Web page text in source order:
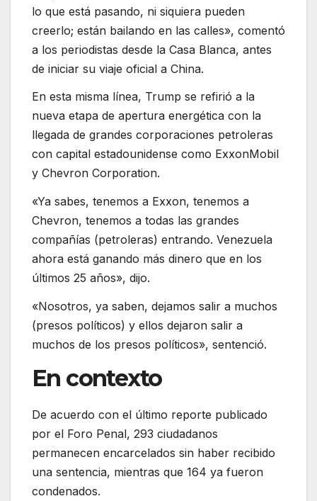
lo que está pasando, ni siquiera pueden
creerlo; están bailando en las calles», comentó
a los periodistas desde la Casa Blanca, antes
de iniciar su viaje oficial a China.
En esta misma línea, Trump se refirió a la
nueva etapa de apertura energética con la
llegada de grandes corporaciones petroleras
con capital estadounidense como ExxonMobil
y Chevron Corporation.
«Ya sabes, tenemos a Exxon, tenemos a
Chevron, tenemos a todas las grandes
compañías (petroleras) entrando. Venezuela
ahora está ganando más dinero que en los
últimos 25 años», dijo.
«Nosotros, ya saben, dejamos salir a muchos
(presos políticos) y ellos dejaron salir a
muchos de los presos políticos», sentenció.
En contexto
De acuerdo con el último reporte publicado
por el Foro Penal, 293 ciudadanos
permanecen encarcelados sin haber recibido
una sentencia, mientras que 164 ya fueron
condenados.